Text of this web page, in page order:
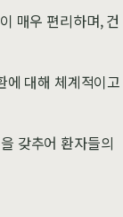
매우 편리하며, 건
에 대해 체계적이고
갖추어 환자들의